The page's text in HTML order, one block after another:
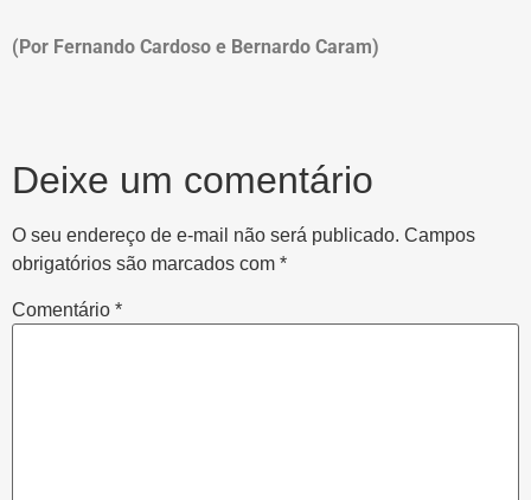
(Por Fernando Cardoso e Bernardo Caram)
Deixe um comentário
O seu endereço de e-mail não será publicado. Campos
obrigatórios são marcados com *
Comentário *